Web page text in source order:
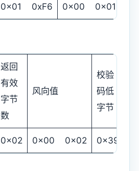
0x01 0xF6 0x00 0x01
返回
有效
字节
数
风向值
校验
码低
字节
0x02 0x00 0x02 0x39